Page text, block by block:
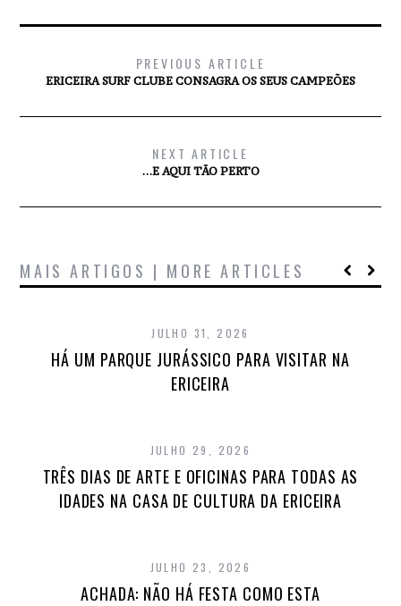
PREVIOUS ARTICLE
ERICEIRA SURF CLUBE CONSAGRA OS SEUS CAMPEÕES
NEXT ARTICLE
…E AQUI TÃO PERTO
MAIS ARTIGOS | MORE ARTICLES
JULHO 31, 2026
HÁ UM PARQUE JURÁSSICO PARA VISITAR NA
ERICEIRA
JULHO 29, 2026
TRÊS DIAS DE ARTE E OFICINAS PARA TODAS AS
IDADES NA CASA DE CULTURA DA ERICEIRA
JULHO 23, 2026
ACHADA: NÃO HÁ FESTA COMO ESTA